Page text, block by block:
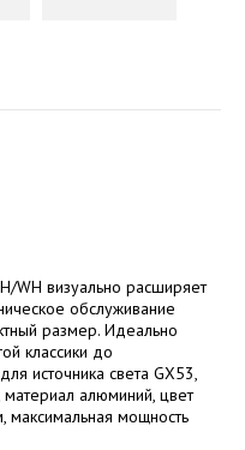
WH визуально расширяет
обслуживание
размер. Идеально
классики до
источника света GX53,
алюминий, цвет
максимальная мощность